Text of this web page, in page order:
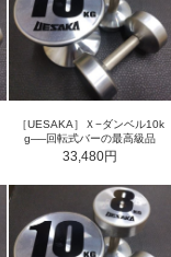
［UESAKA］Ｘ−ダンベル10k
g──回転式バーの最高級品
33,480円